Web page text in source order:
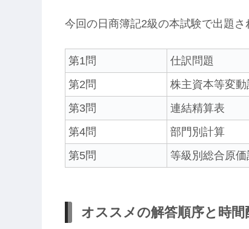
今回の日商簿記2級の本試験で出題さ
第1問
仕訳問題
第2問
株主資本等変
第3問
連結精算表
第4問
部門別計算
第5問
等級別総合原価
オススメの解答順序と時間